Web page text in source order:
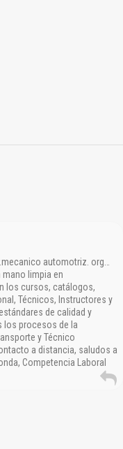
automotriz. org…
mano limpia en
los cursos, catálogos,
Técnicos, Instructores y
de calidad y
los procesos de la
y Técnico
a distancia, saludos a
Competencia Laboral